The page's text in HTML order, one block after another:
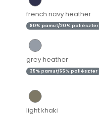
french navy heather
80% pamut/20% poliészter
grey heather
35% pamut/65% poliészter
light khaki